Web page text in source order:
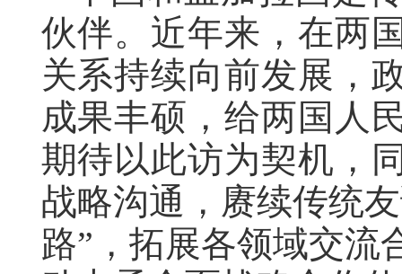
伙伴。近年来，在两
关系持续向前发展，
成果丰硕，给两国人
期待以此访为契机，
战略沟通，赓续传统
路”，拓展各领域交流